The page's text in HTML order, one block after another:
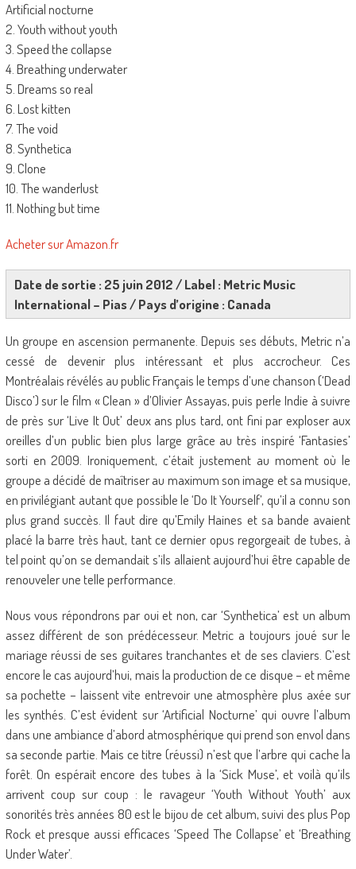
Artificial nocturne
2. Youth without youth
3. Speed the collapse
4. Breathing underwater
5. Dreams so real
6. Lost kitten
7. The void
8. Synthetica
9. Clone
10. The wanderlust
11. Nothing but time
Acheter sur Amazon.fr
Date de sortie : 25 juin 2012 / Label : Metric Music
International – Pias / Pays d’origine : Canada
Un groupe en ascension permanente. Depuis ses débuts, Metric n’a
cessé de devenir plus intéressant et plus accrocheur. Ces
Montréalais révélés au public Français le temps d’une chanson (‘Dead
Disco’) sur le film « Clean » d’Olivier Assayas, puis perle Indie à suivre
de près sur ‘Live It Out’ deux ans plus tard, ont fini par exploser aux
oreilles d’un public bien plus large grâce au très inspiré ‘Fantasies’
sorti en 2009. Ironiquement, c’était justement au moment où le
groupe a décidé de maîtriser au maximum son image et sa musique,
en privilégiant autant que possible le ‘Do It Yourself’, qu’il a connu son
plus grand succès. Il faut dire qu’Emily Haines et sa bande avaient
placé la barre très haut, tant ce dernier opus regorgeait de tubes, à
tel point qu’on se demandait s’ils allaient aujourd’hui être capable de
renouveler une telle performance.
Nous vous répondrons par oui et non, car ‘Synthetica’ est un album
assez différent de son prédécesseur. Metric a toujours joué sur le
mariage réussi de ses guitares tranchantes et de ses claviers. C’est
encore le cas aujourd’hui, mais la production de ce disque – et même
sa pochette – laissent vite entrevoir une atmosphère plus axée sur
les synthés. C’est évident sur ‘Artificial Nocturne’ qui ouvre l’album
dans une ambiance d’abord atmosphérique qui prend son envol dans
sa seconde partie. Mais ce titre (réussi) n’est que l’arbre qui cache la
forêt. On espérait encore des tubes à la ‘Sick Muse’, et voilà qu’ils
arrivent coup sur coup : le ravageur ‘Youth Without Youth’ aux
sonorités très années 80 est le bijou de cet album, suivi des plus Pop
Rock et presque aussi efficaces ‘Speed The Collapse’ et ‘Breathing
Under Water’.